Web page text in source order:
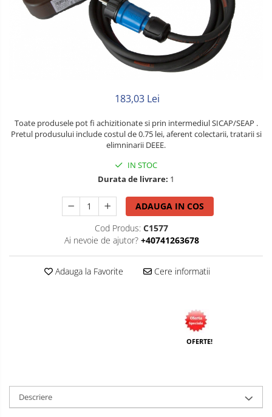
183,03 Lei
Toate produsele pot fi achizitionate si prin intermediul SICAP/SEAP .
Pretul produsului include costul de 0.75 lei, aferent colectarii, tratarii si
elimninarii DEEE.
IN STOC
Durata de livrare: 1
ADAUGA IN COS
Cod Produs: C1577
Ai nevoie de ajutor? +40741263678
Adauga la Favorite Cere informatii
OFERTE!
Descriere